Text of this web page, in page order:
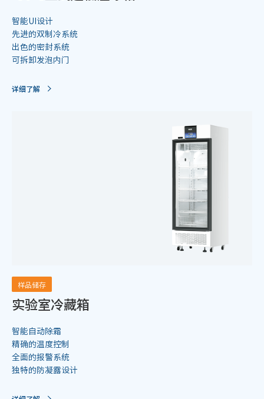
智能UI设计
先进的双制冷系统
出色的密封系统
可拆卸发泡内门
详细了解
样品储存
实验室冷藏箱
智能自动除霜
精确的温度控制
全面的报警系统
独特的防凝露设计